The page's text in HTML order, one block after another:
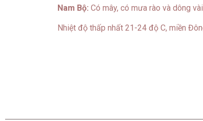
Nam Bộ: Có mây, có mưa rào và dông
Nhiệt độ thấp nhất 21-24 độ C, miền